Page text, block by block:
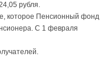
рубля.
которое Пенсионный фонд
С 1 февраля